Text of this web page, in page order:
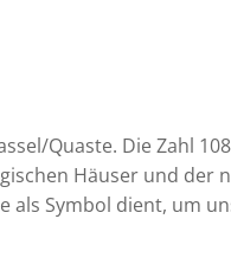
Quaste. Die Zahl
Häuser und der
als Symbol dient, um